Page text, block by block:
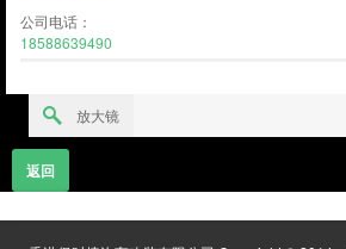
公司电话：
18588639490
放大镜